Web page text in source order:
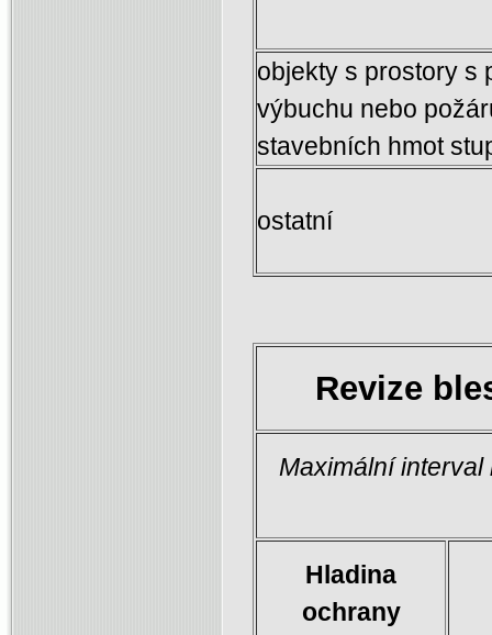
objekty s prostory s
výbuchu nebo
stavebních hmot
ostatní
Revize
Maximální
Hladina
ochrany